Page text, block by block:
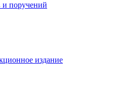
и поручений
издание